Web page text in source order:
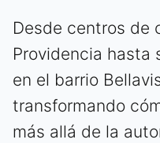
Desde centros de
Providencia
en el barrio
transformando
más allá de la